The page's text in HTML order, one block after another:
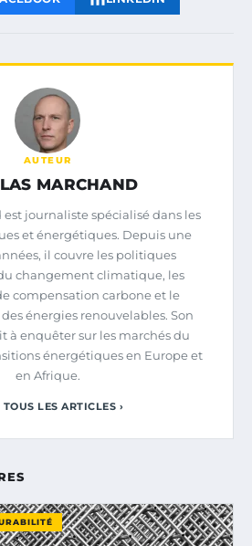
AUTEUR
MARCHAND
journaliste spécialisé dans les
et énergétiques. Depuis une
il couvre les politiques
changement climatique, les
compensation carbone et le
énergies renouvelables. Son
à enquêter sur les marchés du
énergétiques en Europe et
en Afrique.
LES ARTICLES ›